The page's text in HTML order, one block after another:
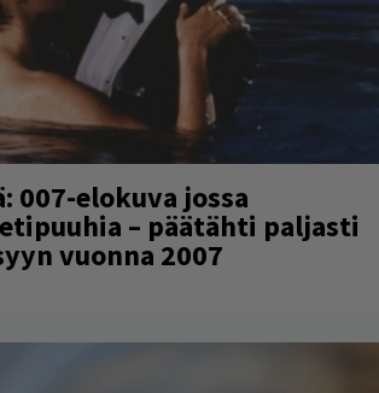
007-elokuva jossa
– päätähti paljasti
vuonna 2007